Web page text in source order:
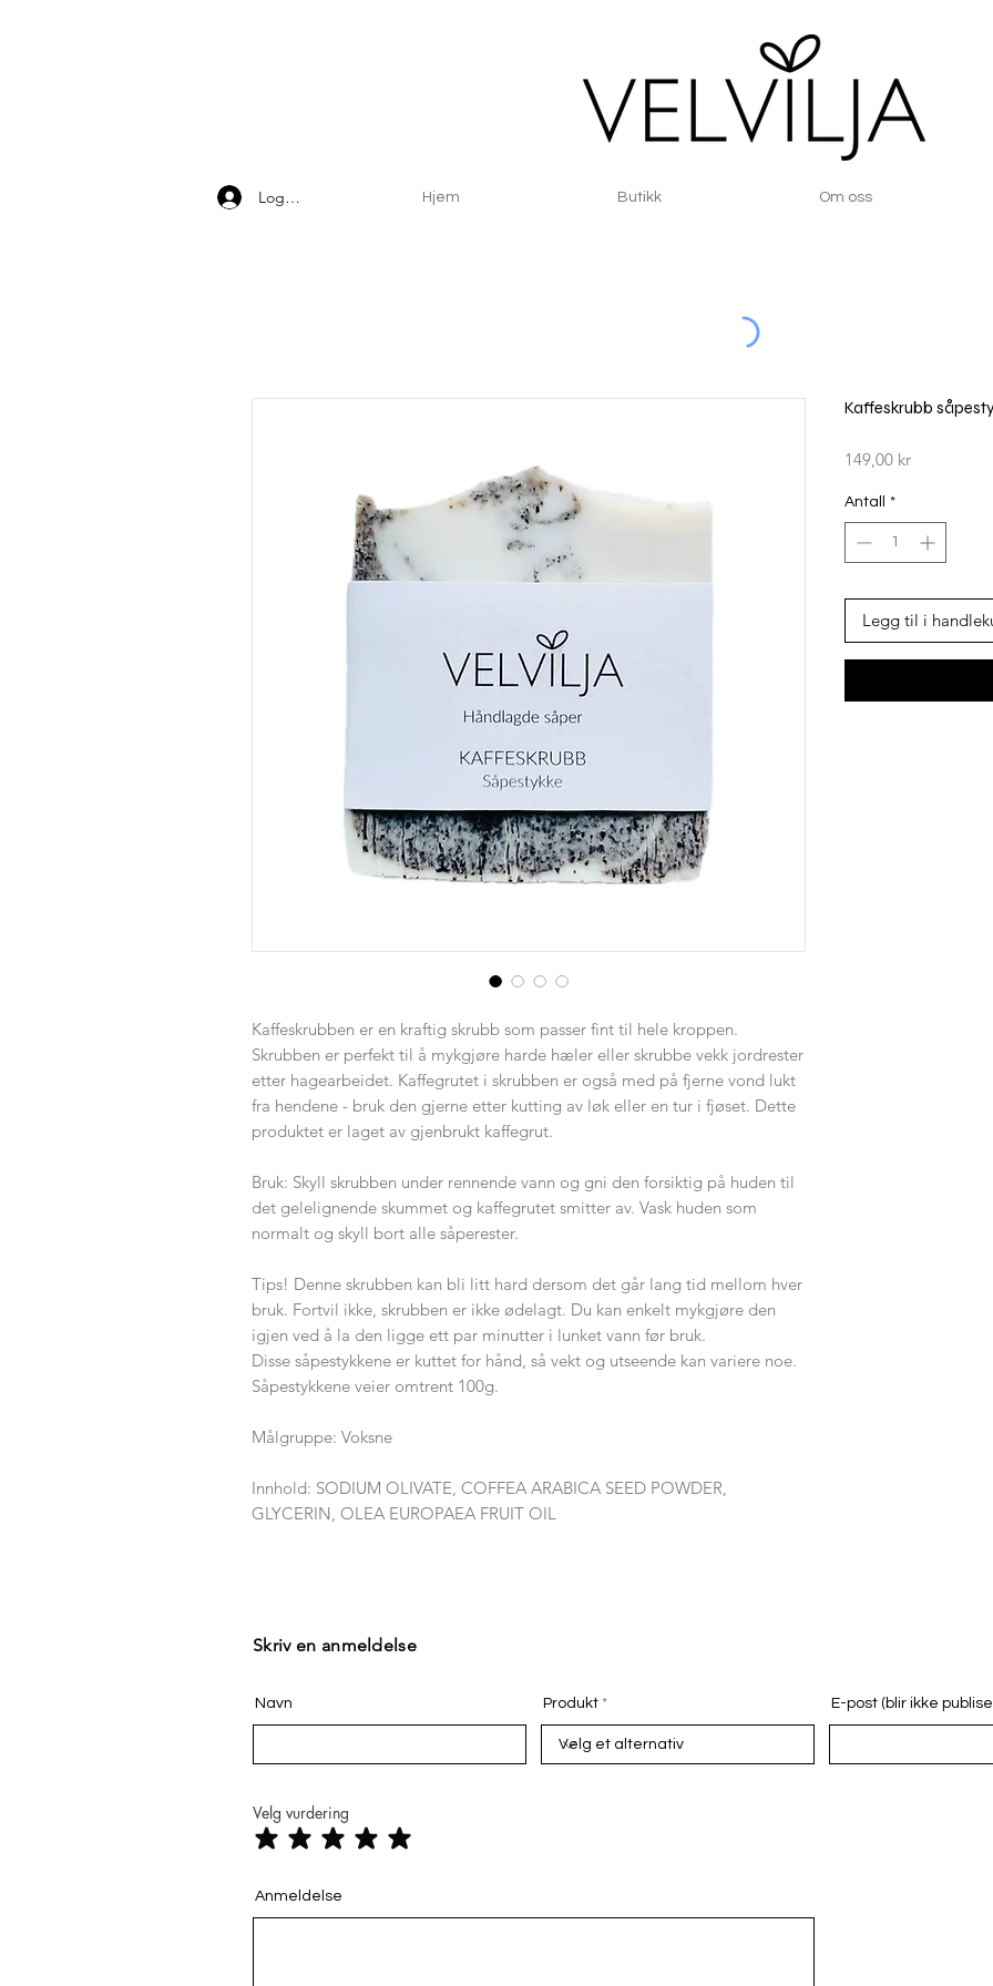
Logg inn Hjem Butikk Om oss
Kaffeskrubben er en kraftig skrubb som passer fint til hele kroppen.
Skrubben er perfekt til å mykgjøre harde hæler eller skrubbe vekk jordrester
etter hagearbeidet. Kaffegrutet i skrubben er også med på fjerne vond lukt
fra hendene - bruk den gjerne etter kutting av løk eller en tur i fjøset. Dette
produktet er laget av gjenbrukt kaffegrut.
Bruk: Skyll skrubben under rennende vann og gni den forsiktig på huden til
det gelelignende skummet og kaffegrutet smitter av. Vask huden som
normalt og skyll bort alle såperester.
Tips! Denne skrubben kan bli litt hard dersom det går lang tid mellom hver
bruk. Fortvil ikke, skrubben er ikke ødelagt. Du kan enkelt mykgjøre den
igjen ved å la den ligge ett par minutter i lunket vann før bruk.
Disse såpestykkene er kuttet for hånd, så vekt og utseende kan variere noe.
Såpestykkene veier omtrent 100g.
Målgruppe: Voksne
Innhold: SODIUM OLIVATE, COFFEA ARABICA SEED POWDER,
GLYCERIN, OLEA EUROPAEA FRUIT OIL
Kaffeskrubb
149,00 krPris
Antall *
Legg til i
Skriv en anmeldelse
Navn Produkt E-post (blir ikke
Velg vurdering
Anmeldelse